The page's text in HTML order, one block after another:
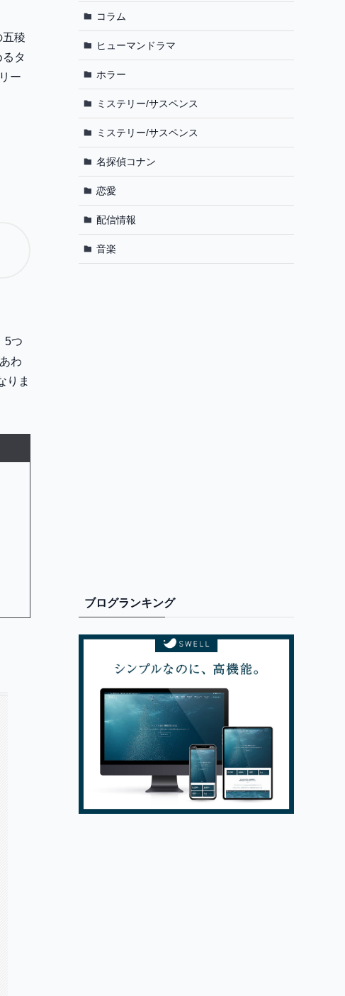
稜
タ
ー
5つ
わ
りま
コラム
ヒューマンドラマ
ホラー
ミステリー/サスペンス
ミステリー/サスペンス
名探偵コナン
恋愛
配信情報
音楽
ブログランキング